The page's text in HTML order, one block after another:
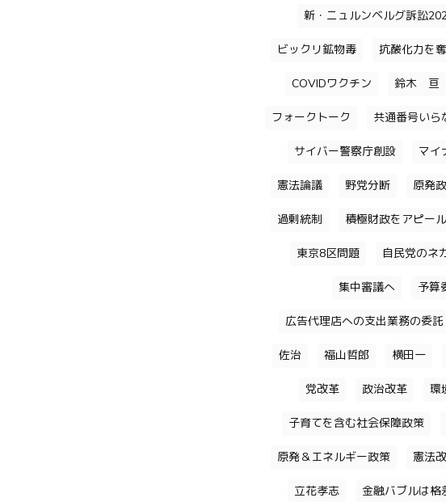
新・ニュルンベルグ訴訟
ビックリ鉱物毒 抗酸化力を
COVIDワクチン 鈴木 亘
フォークトーク 共通番号いら
サイバー警察庁創設 マイ
憲法論議 野党分断 原発
過剰統制 積極財政をアピー
東京8区問題 自民党のネ
集中審議へ 予算
広告代理店への支出業務の委託
佐治 福山哲郎 横田一
党改革 政治改革 環
子育てを含む社会保障政策
原発＆エネルギー政策 憲法
立花孝志 金融バブルは格